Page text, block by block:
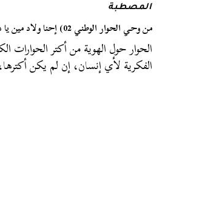
المصطبة
من وحي الحوار الوطني 02) إحنا ولاد مين يا دادة
الحوار حول الهوية من أكتر الحوارات
الفكرية لأي إنسان، إن لم يكن